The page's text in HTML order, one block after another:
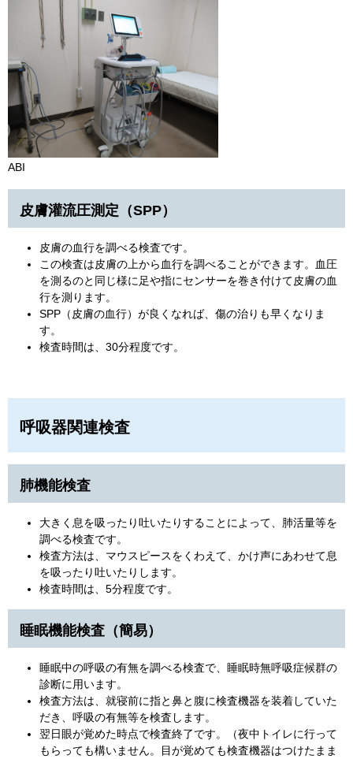
​ABI
皮膚灌流圧測定（SPP）
皮膚の血行を調べる検査です。
この検査は皮膚の上から血行を調べることができます。血圧
を測るのと同じ様に足や指にセンサーを巻き付けて皮膚の血
行を測ります。
SPP（皮膚の血行）が良くなれば、傷の治りも早くなりま
す。
検査時間は、30分程度です。
呼吸器関連検査
肺機能検査
大きく息を吸ったり吐いたりすることによって、肺活量等を
調べる検査です。
検査方法は、マウスピースをくわえて、かけ声にあわせて息
を吸ったり吐いたりします。
検査時間は、5分程度です。
睡眠機能検査（簡易）
睡眠中の呼吸の有無を調べる検査で、睡眠時無呼吸症候群の
診断に用います。
検査方法は、就寝前に指と鼻と腹に検査機器を装着していた
だき、呼吸の有無等を検査します。
翌日眼が覚めた時点で検査終了です。（夜中トイレに行って
もらっても構いません。目が覚めても検査機器はつけたまま